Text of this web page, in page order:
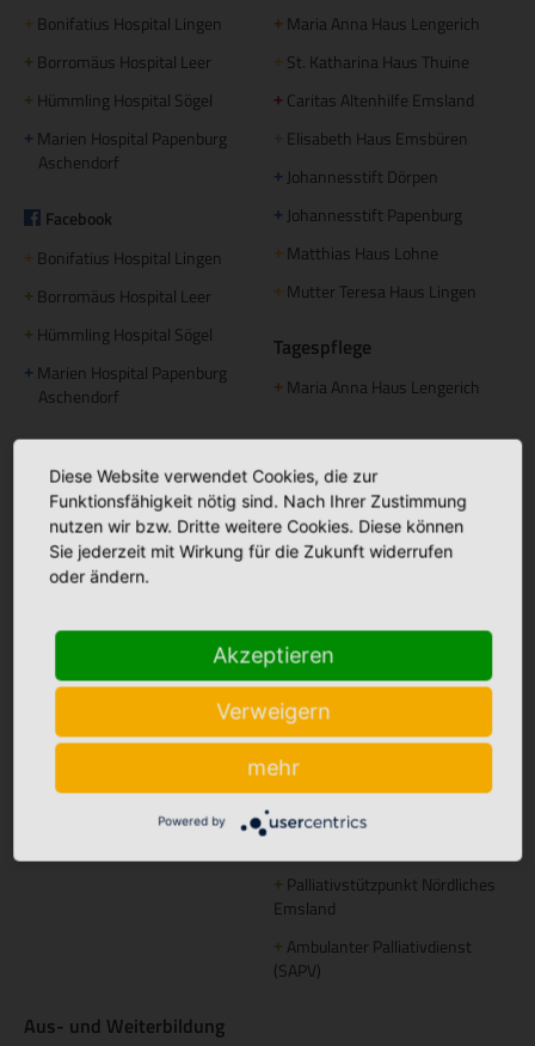
+ Bonifatius Hospital Lingen
+ Borromäus Hospital Leer
+ Hümmling Hospital Sögel
+ Marien Hospital Papenburg
Aschendorf
Facebook
+ Bonifatius Hospital Lingen
+ Borromäus Hospital Leer
+ Hümmling Hospital Sögel
+ Marien Hospital Papenburg
Aschendorf
St. Bonifatius
Hospitalgesellschaft
+ Maria Anna Haus Lengerich
+ St. Katharina Haus Thuine
+ Caritas Altenhilfe Emsland
Elisabeth Haus Emsbüren
+ Johannesstift Dörpen
+ Johannesstift Papenburg
+ Matthias Haus Lohne
+ Mutter Teresa Haus Lingen
Tagespflege
+ Maria Anna Haus Lengerich
Ambulante Pflege
+Ambulante Pflege Sögel
Betreutes Wohnen
Domizil am Mühlentor Lingen
+Elisabeth Haus Emsbüren
+ Palliativstützpunkt Nördliches
Emsland
+ Ambulanter Palliativdienst
(SAPV)
Aus- und Weiterbildung
Diese Website verwendet Cookies, die zur
Funktionsfähigkeit nötig sind. Nach Ihrer Zustimmung
nutzen wir bzw. Dritte weitere Cookies. Diese können
Sie jederzeit mit Wirkung für die Zukunft widerrufen
oder ändern.
Akzeptieren
Verweigern
mehr
Powered by